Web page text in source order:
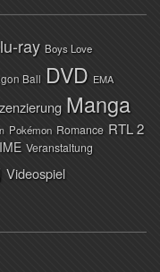
ray Boys Love
Ball DVD EMA
Manga
Pokémon Romance RTL 2
Veranstaltung
Videospiel